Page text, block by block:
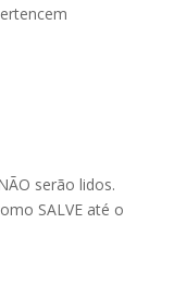
serão lidos.
SALVE até o